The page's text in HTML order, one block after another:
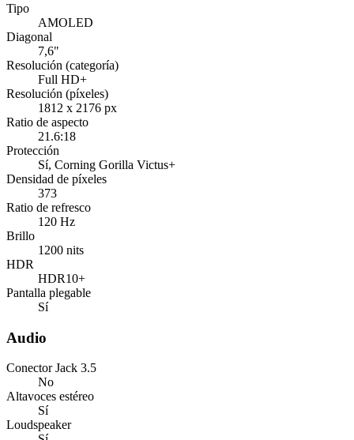
Tipo
AMOLED
Diagonal
7,6"
Resolución (categoría)
Full HD+
Resolución (píxeles)
1812 x 2176 px
Ratio de aspecto
21.6:18
Protección
Sí, Corning Gorilla Victus+
Densidad de píxeles
373
Ratio de refresco
120 Hz
Brillo
1200 nits
HDR
HDR10+
Pantalla plegable
Sí
Audio
Conector Jack 3.5
No
Altavoces estéreo
Sí
Loudspeaker